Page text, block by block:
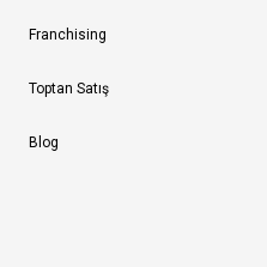
Franchising
Toptan Satış
Blog